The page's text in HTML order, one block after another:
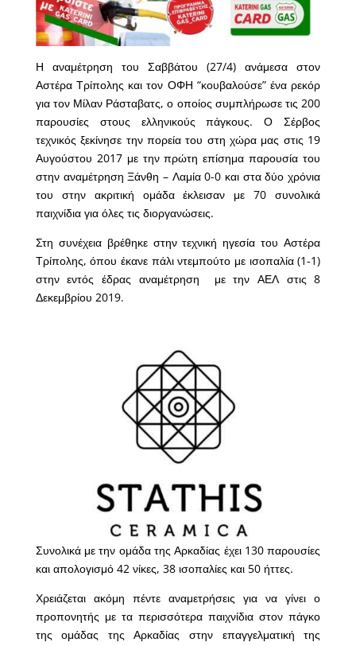
Η αναμέτρηση του Σαββάτου (27/4) ανάμεσα στον
Αστέρα Τρίπολης και τον ΟΦΗ “κουβαλούσε” ένα ρεκόρ
για τον Μίλαν Ράσταβατς, ο οποίος συμπλήρωσε τις 200
παρουσίες στους ελληνικούς πάγκους. Ο Σέρβος
τεχνικός ξεκίνησε την πορεία του στη χώρα μας στις 19
Αυγούστου 2017 με την πρώτη επίσημα παρουσία του
στην αναμέτρηση Ξάνθη – Λαμία 0-0 και στα δύο χρόνια
του στην ακριτική ομάδα έκλεισαν με 70 συνολικά
παιχνίδια για όλες τις διοργανώσεις.
Στη συνέχεια βρέθηκε στην τεχνική ηγεσία του Αστέρα
Τρίπολης, όπου έκανε πάλι ντεμπούτο με ισοπαλία (1-1)
στην εντός έδρας αναμέτρηση με την ΑΕΛ στις 8
Δεκεμβρίου 2019.
Συνολικά με την ομάδα της Αρκαδίας έχει 130 παρουσίες
και απολογισμό 42 νίκες, 38 ισοπαλίες και 50 ήττες.
Χρειάζεται ακόμη πέντε αναμετρήσεις για να γίνει ο
προπονητής με τα περισσότερα παιχνίδια στον πάγκο
της ομάδας της Αρκαδίας στην επαγγελματική της